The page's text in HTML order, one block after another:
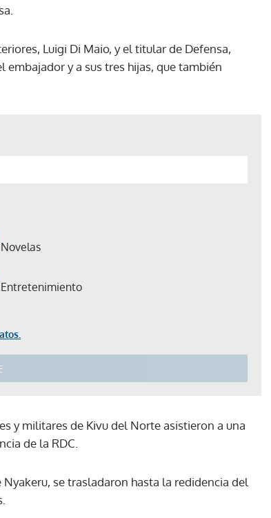
Luigi Di Maio, y el titular de Defensa,
embajador y a sus tres hijas, que también
Novelas
Entretenimiento
y militares de Kivu del Norte asistieron a una
de la RDC.
se trasladaron hasta la redidencia del